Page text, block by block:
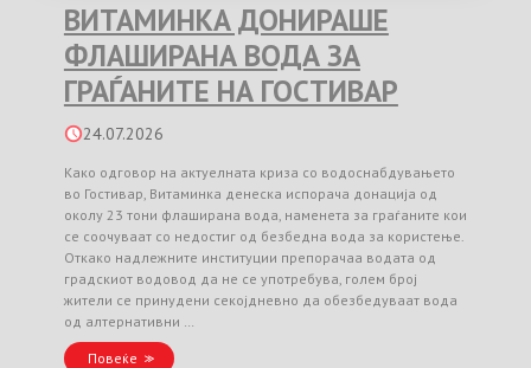
ВИТАМИНКА ДОНИРАШЕ
ФЛАШИРАНА ВОДА ЗА
ГРАЃАНИТЕ НА ГОСТИВАР
24.07.2026
Како одговор на актуелната криза со водоснабдувањето
во Гостивар, Витаминка денеска испорача донација од
околу 23 тони флаширана вода, наменета за граѓаните кои
се соочуваат со недостиг од безбедна вода за користење.
Откако надлежните институции препорачаа водата од
градскиот водовод да не се употребува, голем број
жители се принудени секојдневно да обезбедуваат вода
од алтернативни …
Повеќе